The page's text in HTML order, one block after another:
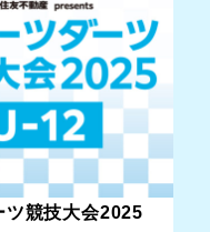
ツ競技大会2025